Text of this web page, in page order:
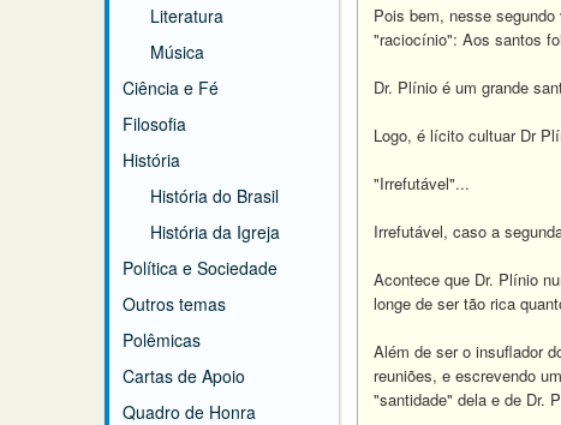
Literatura
Música
Ciência e Fé
Filosofia
História
História do Brasil
História da Igreja
Política e Sociedade
Outros temas
Polêmicas
Cartas de Apoio
Quadro de Honra
Pois bem, nesse
"raciocínio": Aos santos
Dr. Plínio é um grande
Logo, é lícito cultuar Dr
"Irrefutável"...
Irrefutável, caso a
Acontece que Dr. Plínio
longe de ser tão rica
Além de ser o insuflador
reuniões, e escrevendo
"santidade" dela e de Dr.